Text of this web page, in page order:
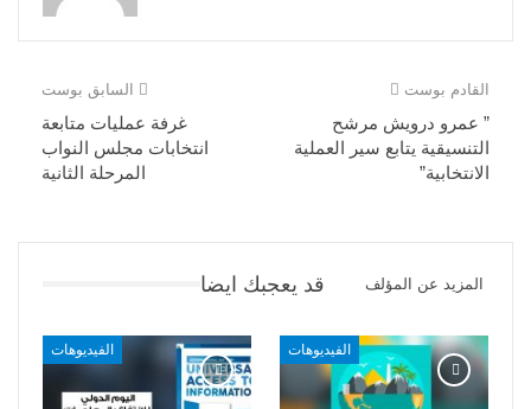
السابق بوست
غرفة عمليات متابعة
انتخابات مجلس النواب
المرحلة الثانية
القادم بوست
” عمرو درويش مرشح
التنسيقية يتابع سير العملية
الانتخابية”
قد يعجبك ايضا المزيد عن المؤلف
الفيديوهات الفيديوهات